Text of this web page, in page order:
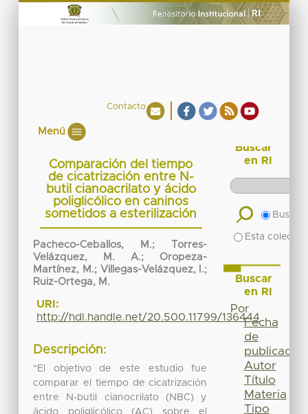
Contacto
Menú
Comparación del tiempo
de cicatrización entre N-
butil cianoacrilato y ácido
poliglicólico en caninos
sometidos a esterilización
Pacheco-Ceballos, M.; Torres-
Velázquez, M. A.; Oropeza-
Martínez, M.; Villegas-Velázquez, I.;
Ruiz-Ortega, M.
URI:
http://hdl.handle.net/20.500.11799/136444
Descripción:
"El objetivo de este estudio fue
comparar el tiempo de cicatrización
entre N-butil cianocrilato (NBC) y
ácido poliglicólico (AC) sobre el
Buscar
en RI
Buscar
Esta
Buscar
en RI
Por
Fecha
de
publicación
Autor
Título
Materia
Tipo